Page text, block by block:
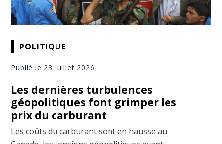
POLITIQUE
Publié le 23 juillet 2026
Les dernières turbulences
géopolitiques font grimper les
prix du carburant
Les coûts du carburant sont en hausse au